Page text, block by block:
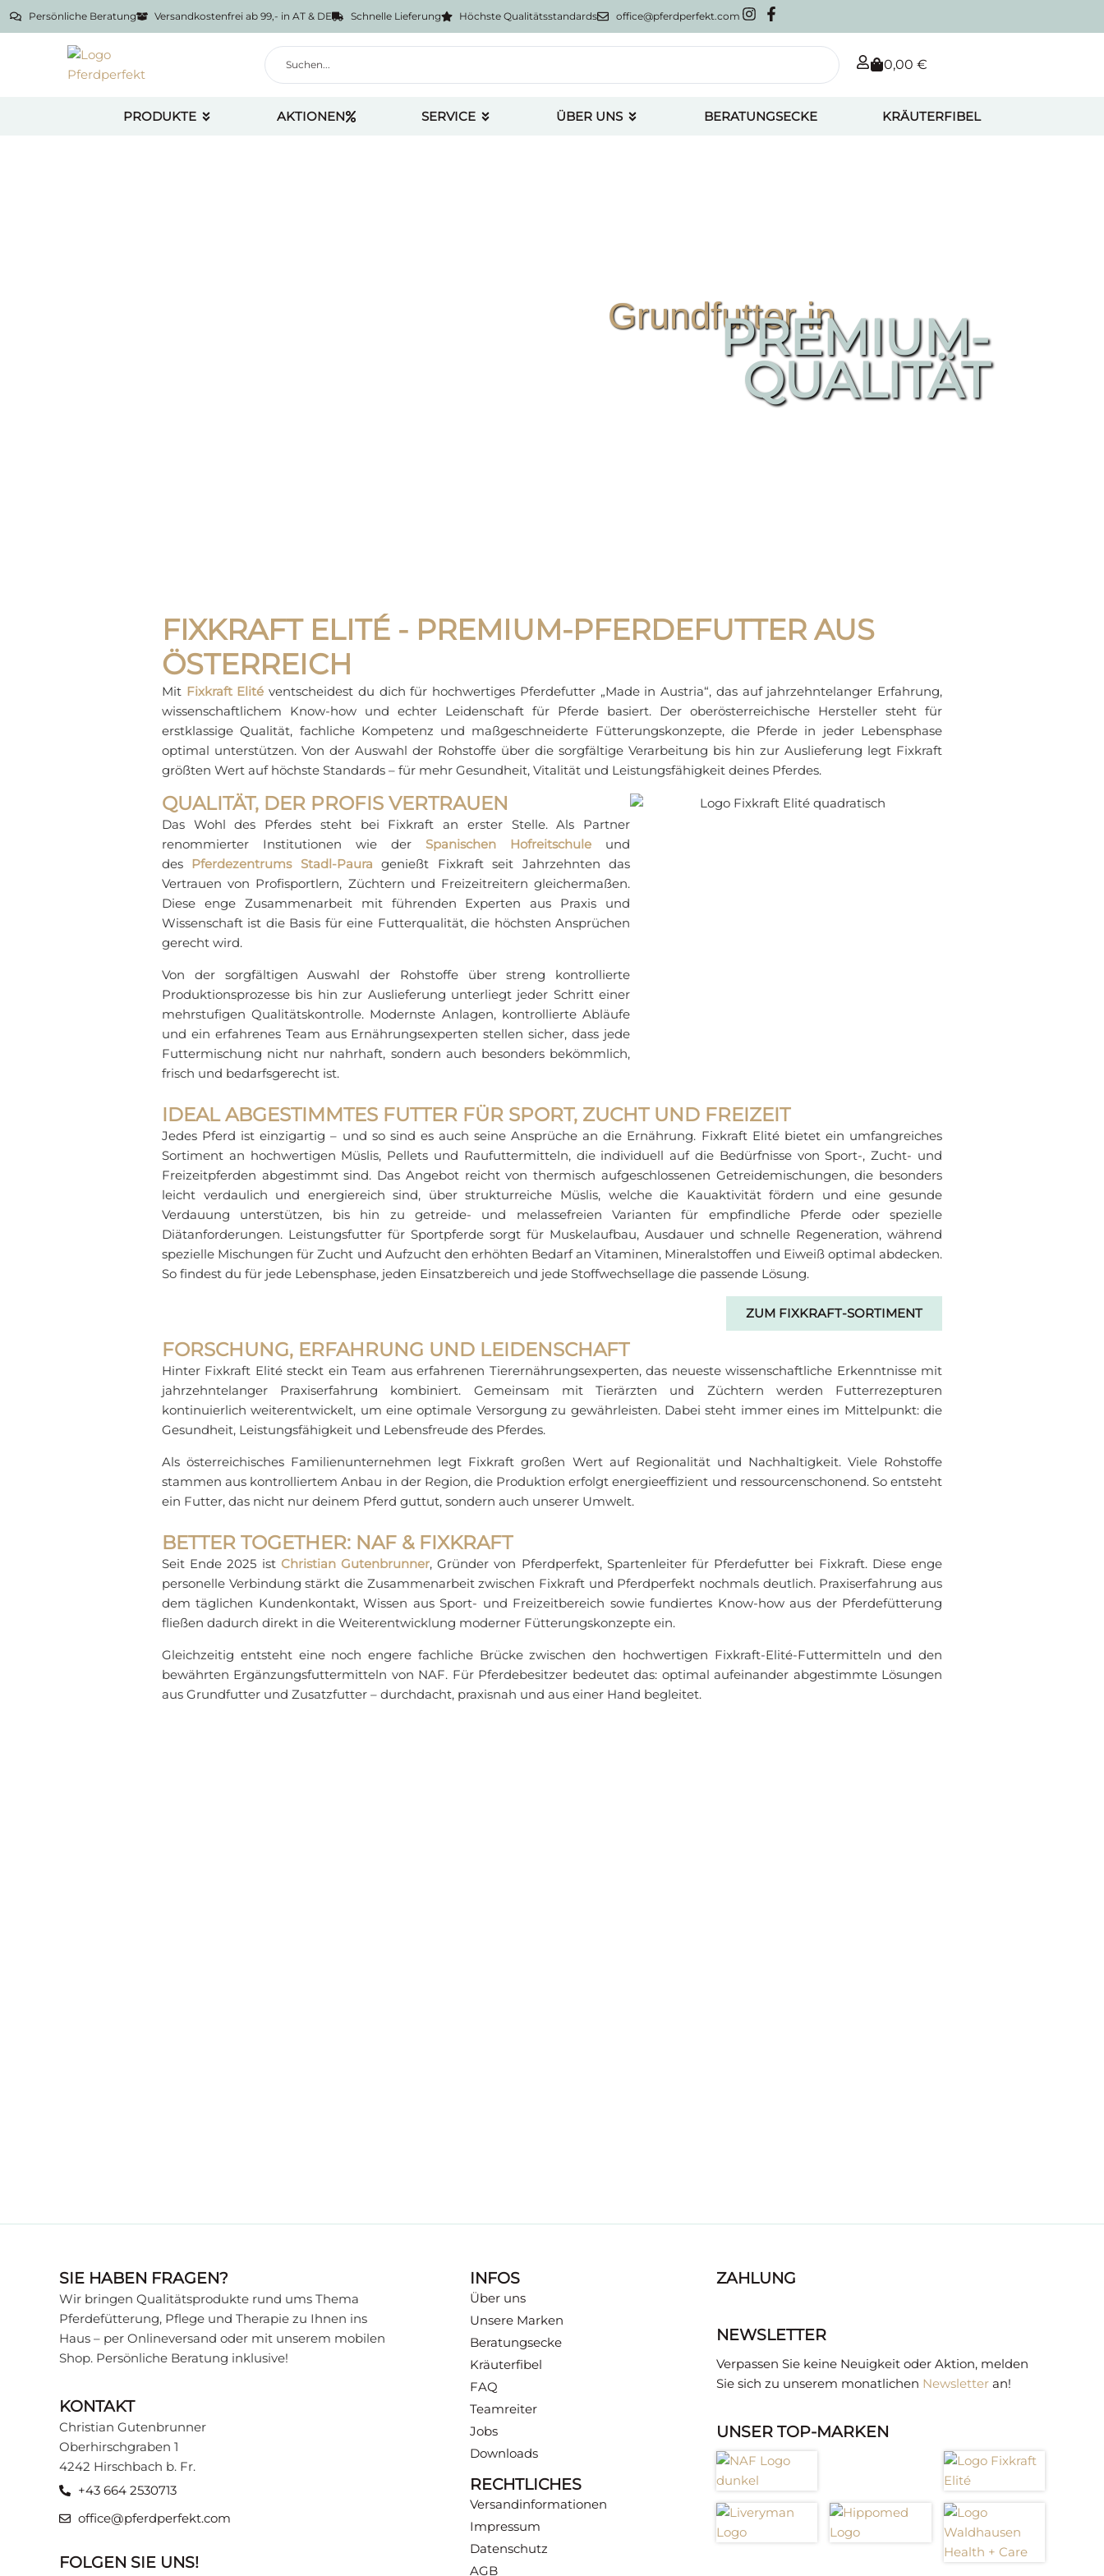
Persönliche Beratung Versandkostenfrei ab 99,- in AT & DE Schnelle Lieferung Höchste Qualitätsstandards office@pferdperfekt.com
0,00 €
PRODUKTE AKTIONEN SERVICE ÜBER UNS BERATUNGSECKE KRÄUTERFIBEL
Grundfutter inPREMIUM-
QUALITÄT
FIXKRAFT ELITÉ - PREMIUM-PFERDEFUTTER AUS
ÖSTERREICH
Mit Fixkraft Elité ventscheidest du dich für hochwertiges Pferdefutter „Made in Austria“, das auf jahrzehntelanger Erfahrung,
wissenschaftlichem Know-how und echter Leidenschaft für Pferde basiert. Der oberösterreichische Hersteller steht für
erstklassige Qualität, fachliche Kompetenz und maßgeschneiderte Fütterungskonzepte, die Pferde in jeder Lebensphase
optimal unterstützen. Von der Auswahl der Rohstoffe über die sorgfältige Verarbeitung bis hin zur Auslieferung legt Fixkraft
größten Wert auf höchste Standards – für mehr Gesundheit, Vitalität und Leistungsfähigkeit deines Pferdes.
QUALITÄT, DER PROFIS VERTRAUEN
Das Wohl des Pferdes steht bei Fixkraft an erster Stelle. Als Partner
renommierter Institutionen wie der Spanischen Hofreitschule und
des Pferdezentrums Stadl-Paura genießt Fixkraft seit Jahrzehnten das
Vertrauen von Profisportlern, Züchtern und Freizeitreitern gleichermaßen.
Diese enge Zusammenarbeit mit führenden Experten aus Praxis und
Wissenschaft ist die Basis für eine Futterqualität, die höchsten Ansprüchen
gerecht wird.
Von der sorgfältigen Auswahl der Rohstoffe über streng kontrollierte
Produktionsprozesse bis hin zur Auslieferung unterliegt jeder Schritt einer
mehrstufigen Qualitätskontrolle. Modernste Anlagen, kontrollierte Abläufe
und ein erfahrenes Team aus Ernährungsexperten stellen sicher, dass jede
Futtermischung nicht nur nahrhaft, sondern auch besonders bekömmlich,
frisch und bedarfsgerecht ist.
IDEAL ABGESTIMMTES FUTTER FÜR SPORT, ZUCHT UND FREIZEIT
Jedes Pferd ist einzigartig – und so sind es auch seine Ansprüche an die Ernährung. Fixkraft Elité bietet ein umfangreiches
Sortiment an hochwertigen Müslis, Pellets und Raufuttermitteln, die individuell auf die Bedürfnisse von Sport-, Zucht- und
Freizeitpferden abgestimmt sind. Das Angebot reicht von thermisch aufgeschlossenen Getreidemischungen, die besonders
leicht verdaulich und energiereich sind, über strukturreiche Müslis, welche die Kauaktivität fördern und eine gesunde
Verdauung unterstützen, bis hin zu getreide- und melassefreien Varianten für empfindliche Pferde oder spezielle
Diätanforderungen. Leistungsfutter für Sportpferde sorgt für Muskelaufbau, Ausdauer und schnelle Regeneration, während
spezielle Mischungen für Zucht und Aufzucht den erhöhten Bedarf an Vitaminen, Mineralstoffen und Eiweiß optimal abdecken.
So findest du für jede Lebensphase, jeden Einsatzbereich und jede Stoffwechsellage die passende Lösung.
ZUM FIXKRAFT-SORTIMENT
FORSCHUNG, ERFAHRUNG UND LEIDENSCHAFT
Hinter Fixkraft Elité steckt ein Team aus erfahrenen Tierernährungsexperten, das neueste wissenschaftliche Erkenntnisse mit
jahrzehntelanger Praxiserfahrung kombiniert. Gemeinsam mit Tierärzten und Züchtern werden Futterrezepturen
kontinuierlich weiterentwickelt, um eine optimale Versorgung zu gewährleisten. Dabei steht immer eines im Mittelpunkt: die
Gesundheit, Leistungsfähigkeit und Lebensfreude des Pferdes.
Als österreichisches Familienunternehmen legt Fixkraft großen Wert auf Regionalität und Nachhaltigkeit. Viele Rohstoffe
stammen aus kontrolliertem Anbau in der Region, die Produktion erfolgt energieeffizient und ressourcenschonend. So entsteht
ein Futter, das nicht nur deinem Pferd guttut, sondern auch unserer Umwelt.
BETTER TOGETHER: NAF & FIXKRAFT
Seit Ende 2025 ist Christian Gutenbrunner, Gründer von Pferdperfekt, Spartenleiter für Pferdefutter bei Fixkraft. Diese enge
personelle Verbindung stärkt die Zusammenarbeit zwischen Fixkraft und Pferdperfekt nochmals deutlich. Praxiserfahrung aus
dem täglichen Kundenkontakt, Wissen aus Sport- und Freizeitbereich sowie fundiertes Know-how aus der Pferdefütterung
fließen dadurch direkt in die Weiterentwicklung moderner Fütterungskonzepte ein.
Gleichzeitig entsteht eine noch engere fachliche Brücke zwischen den hochwertigen Fixkraft-Elité-Futtermitteln und den
bewährten Ergänzungsfuttermitteln von NAF. Für Pferdebesitzer bedeutet das: optimal aufeinander abgestimmte Lösungen
aus Grundfutter und Zusatzfutter – durchdacht, praxisnah und aus einer Hand begleitet.
WISSENSWERTES
Wissen, das Ihr Pferd gesund hält: Expertenwissen zu
verschiedenen Themen, verständlich erklärt, finden
SIE HABEN FRAGEN?
Wir bringen Qualitätsprodukte rund ums Thema
Pferdefütterung, Pflege und Therapie zu Ihnen ins
Haus – per Onlineversand oder mit unserem mobilen
Shop. Persönliche Beratung inklusive!
KONTAKT
Christian Gutenbrunner
Oberhirschgraben 1
4242 Hirschbach b. Fr.
+43 664 2530713
office@pferdperfekt.com
FOLGEN SIE UNS!
INFOS
Über uns
Unsere Marken
Beratungsecke
Kräuterfibel
FAQ
Teamreiter
Jobs
Downloads
RECHTLICHES
Versandinformationen
Impressum
Datenschutz
AGB
ZAHLUNG
NEWSLETTER
Verpassen Sie keine Neuigkeit oder Aktion, melden
Sie sich zu unserem monatlichen Newsletter an!
UNSER TOP-MARKEN